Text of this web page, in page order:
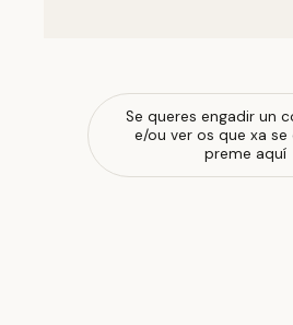
Se queres engadir un
e/ou ver os que xa se
preme aquí